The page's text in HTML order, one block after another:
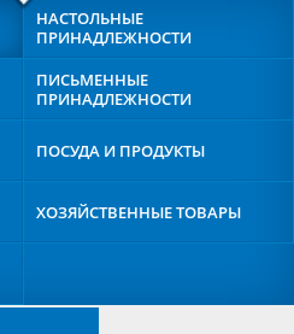
НАСТОЛЬНЫЕ
ПРИНАДЛЕЖНОСТИ
ПИСЬМЕННЫЕ
ПРИНАДЛЕЖНОСТИ
ПОСУДА И ПРОДУКТЫ
ХОЗЯЙСТВЕННЫЕТОВАРЫ